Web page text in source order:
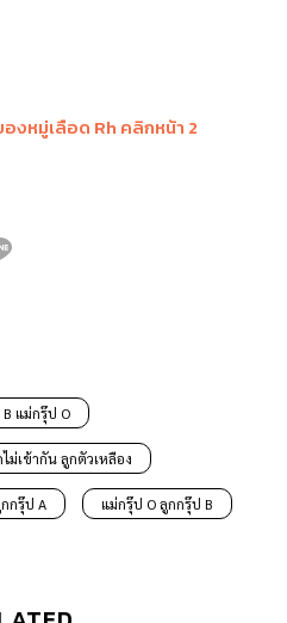
องหมู่เลือด Rh คลิกหน้า 2
แม่กรุ๊ป O
ไม่เข้ากัน ลูกตัวเหลือง
กรุ๊ป A แม่กรุ๊ป O ลูกกรุ๊ป B